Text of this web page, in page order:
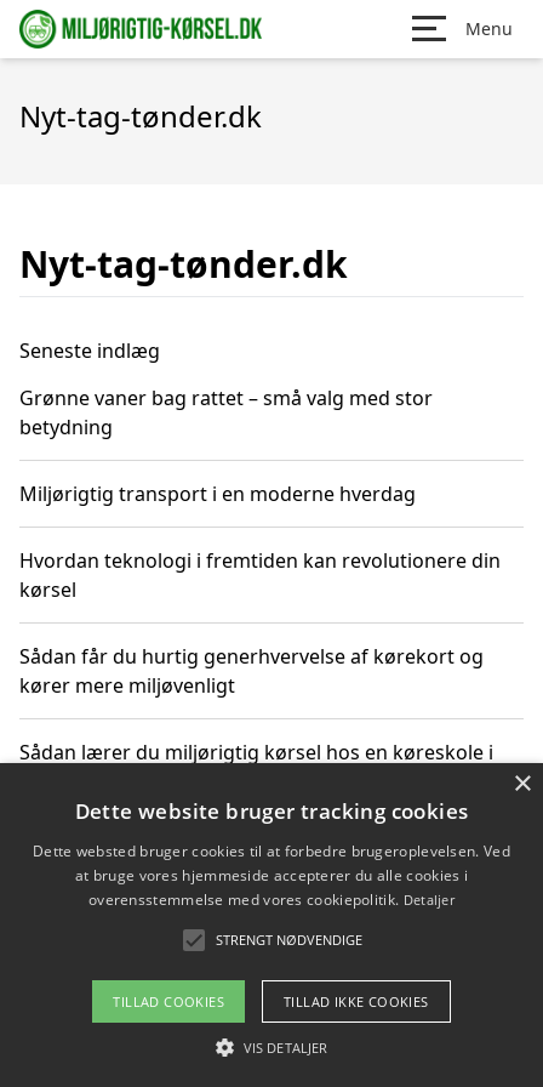
Menu
Nyt-tag-tønder.dk
Nyt-tag-tønder.dk
Seneste indlæg
Grønne vaner bag rattet – små valg med stor
betydning
Miljørigtig transport i en moderne hverdag
Hvordan teknologi i fremtiden kan revolutionere din
kørsel
Sådan får du hurtig generhvervelse af kørekort og
kører mere miljøvenligt
Sådan lærer du miljørigtig kørsel hos en køreskole i
Copyright 2026 - Pilanto Aps
Om / kontakt
×
Dette website bruger tracking cookies
Dette websted bruger cookies til at forbedre brugeroplevelsen. Ved
at bruge vores hjemmeside accepterer du alle cookies i
overensstemmelse med vores cookiepolitik. Detaljer
STRENGT NØDVENDIGE
TILLAD COOKIES TILLAD IKKE COOKIES
VIS DETALJER